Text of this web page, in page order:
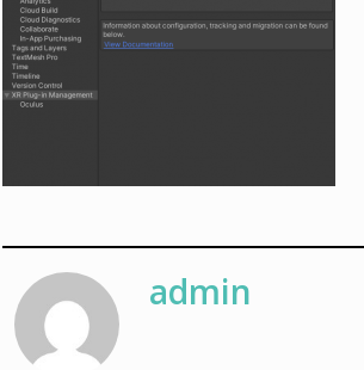
admin